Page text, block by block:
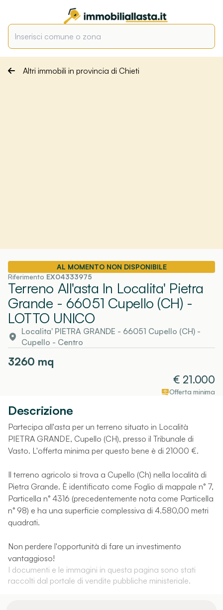
Altri immobili in provincia di Chieti
AL MOMENTO NON DISPONIBILE
Riferimento EX04333975
Terreno All'asta In Localita' Pietra
Grande - 66051 Cupello (CH) -
LOTTO UNICO
Localita' PIETRA GRANDE - 66051 Cupello (CH) -
Cupello - Centro
3260 mq
€ 21.000
Offerta minima
Descrizione
Partecipa all'asta per un terreno situato in Località
PIETRA GRANDE, Cupello (CH), presso il Tribunale di
Vasto. L'offerta minima per questo bene è di 21000 €.
Il terreno agricolo si trova a Cupello (Ch) nella località di
Pietra Grande. È identificato come Foglio di mappale n° 7,
Particella n° 4316 (precedentemente nota come Particella
n° 98) e ha una superficie complessiva di 4.580,00 metri
quadrati.
Non perdere l'opportunità di fare un investimento
vantaggioso!
I documenti e le immagini in questa pagina sono stati
raccolti dal portale di vendite pubbliche ministeriale.